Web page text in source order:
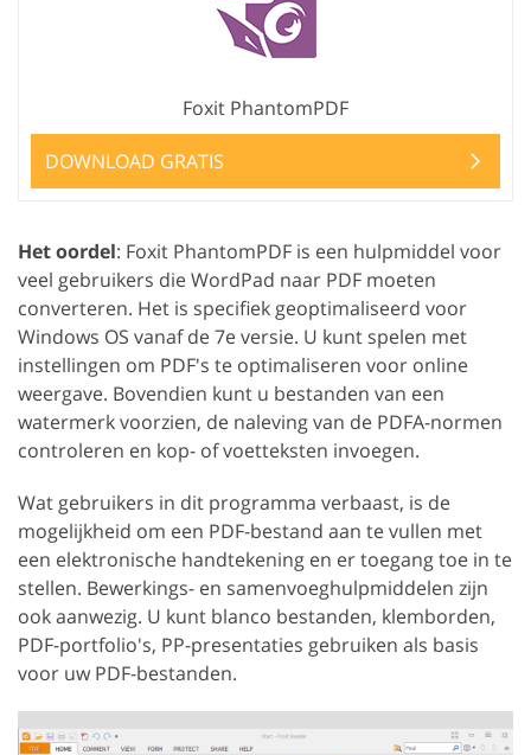
Foxit PhantomPDF
DOWNLOAD GRATIS
Het oordel: Foxit PhantomPDF is een hulpmiddel voor
veel gebruikers die WordPad naar PDF moeten
converteren. Het is specifiek geoptimaliseerd voor
Windows OS vanaf de 7e versie. U kunt spelen met
instellingen om PDF's te optimaliseren voor online
weergave. Bovendien kunt u bestanden van een
watermerk voorzien, de naleving van de PDFA-normen
controleren en kop- of voetteksten invoegen.
Wat gebruikers in dit programma verbaast, is de
mogelijkheid om een PDF-bestand aan te vullen met
een elektronische handtekening en er toegang toe in te
stellen. Bewerkings- en samenvoeghulpmiddelen zijn
ook aanwezig. U kunt blanco bestanden, klemborden,
PDF-portfolio's, PP-presentaties gebruiken als basis
voor uw PDF-bestanden.